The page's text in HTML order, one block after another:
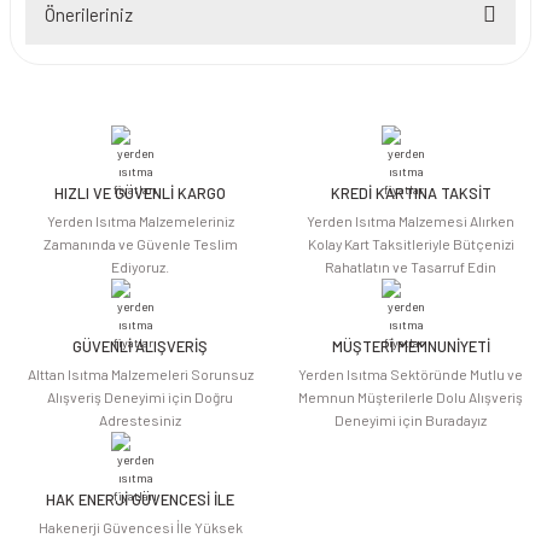
Önerileriniz
iletebilirsiniz.
Görüş ve önerileriniz için teşekkür ederiz.
Ürün açıklamasında eksik bilgiler bulunuyor.
Ürün bilgilerinde hatalar bulunuyor.
Ürün fiyatı diğer sitelerden daha pahalı.
Bu ürüne benzer farklı alternatifler olmalı.
HIZLI VE GÜVENLİ KARGO
Yerden Isıtma Malzemeleriniz
Zamanında ve Güvenle Teslim
Ediyoruz.
KREDİ KARTINA TAKSİT
Yerden Isıtma Malzemesi Alırken
Kolay Kart Taksitleriyle Bütçenizi
Rahatlatın ve Tasarruf Edin
GÜVENLİ ALIŞVERİŞ
Alttan Isıtma Malzemeleri Sorunsuz
Alışveriş Deneyimi için Doğru
Adrestesiniz
MÜŞTERİ MEMNUNİYETİ
Yerden Isıtma Sektöründe Mutlu ve
Memnun Müşterilerle Dolu Alışveriş
Deneyimi için Buradayız
HAK ENERJİ GÜVENCESİ İLE
Hakenerji Güvencesi İle Yüksek